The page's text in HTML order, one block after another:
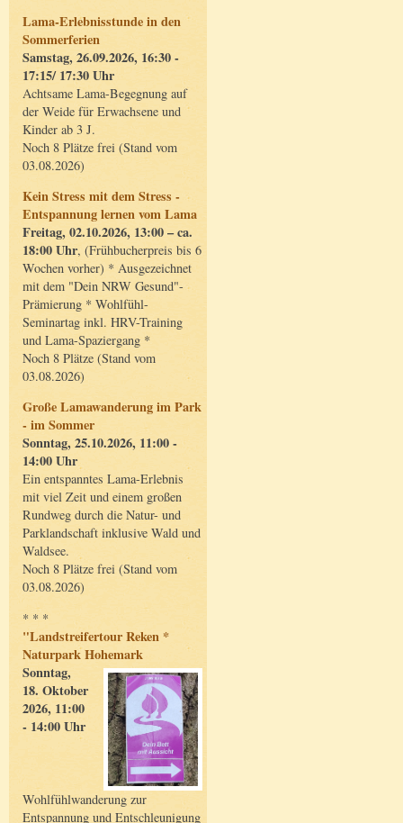
Lama-Erlebnisstunde in den
Sommerferien
Samstag, 26.09.2026, 16:30 -
17:15/ 17:30 Uhr
Achtsame Lama-Begegnung auf
der Weide für Erwachsene und
Kinder ab 3 J.
Noch 8 Plätze frei (Stand vom
03.08.2026)
Kein Stress mit dem Stress -
Entspannung lernen vom Lama
Freitag, 02.10.2026, 13:00 – ca.
18:00 Uhr, (Frühbucherpreis bis 6
Wochen vorher) * Ausgezeichnet
mit dem "Dein NRW Gesund"-
Prämierung * Wohlfühl-
Seminartag inkl. HRV-Training
und Lama-Spaziergang *
Noch 8 Plätze (Stand vom
03.08.2026)
Große Lamawanderung im Park
- im Sommer
Sonntag, 25.10.2026, 11:00 -
14:00 Uhr
Ein entspanntes Lama-Erlebnis
mit viel Zeit und einem großen
Rundweg durch die Natur- und
Parklandschaft inklusive Wald und
Waldsee.
Noch 8 Plätze frei (Stand vom
03.08.2026)
* * *
"Landstreifertour Reken *
Naturpark Hohemark
Sonntag,
18. Oktober
2026, 11:00
- 14:00 Uhr
Wohlfühlwanderung zur
Entspannung und Entschleunigung